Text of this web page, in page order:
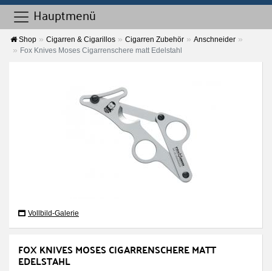
Hauptmenü
Shop Cigarren & Cigarillos Cigarren Zubehör
Anschneider
Fox Knives Moses Cigarrenschere matt Edelstahl
Vollbild-Galerie
FOX KNIVES MOSES CIGARRENSCHERE MATT
EDELSTAHL